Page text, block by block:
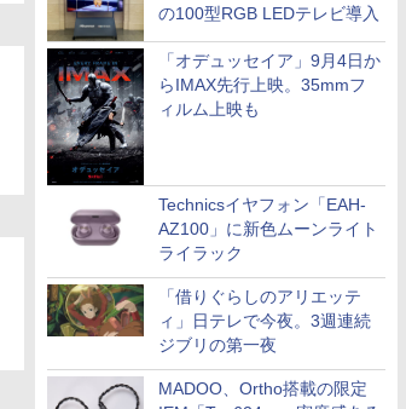
の100型RGB LEDテレビ導入
「オデュッセイア」9月4日か
らIMAX先行上映。35mmフ
ィルム上映も
Technicsイヤフォン「EAH-
AZ100」に新色ムーンライト
ライラック
「借りぐらしのアリエッテ
ィ」日テレで今夜。3週連続
ジブリの第一夜
MADOO、Ortho搭載の限定